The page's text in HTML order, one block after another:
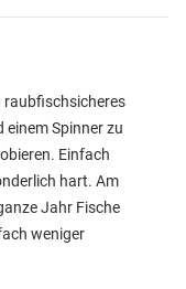
raubfischsicheres
Spinner zu
Einfach
hart. Am
Jahr Fische
weniger